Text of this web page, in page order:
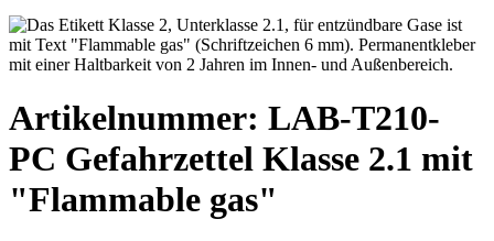
Artikelnummer: LAB-T210-
PC Gefahrzettel Klasse 2.1 mit
"Flammable gas"